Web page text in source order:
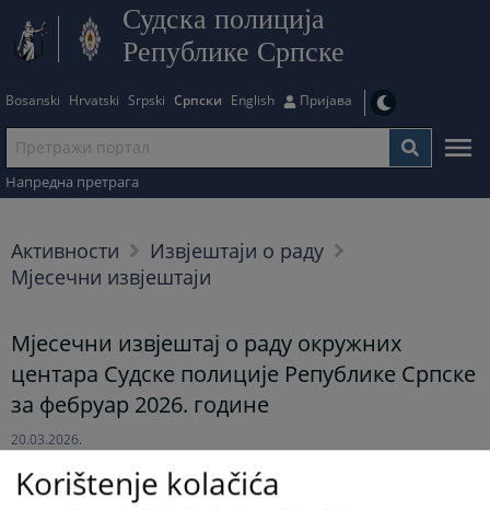
Судска полиција
Републике Српске
Bosanski Hrvatski Srpski Српски English Пријава
Напредна претрага
Активности
Извјештаји о раду
Мјесечни извјештаји
Мјесечни извјештај о раду окружних
центара Судске полиције Републике Српске
за фебруар 2026. године
20.03.2026.
Korištenje kolačića